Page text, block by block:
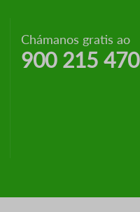
Chámanos gratis ao
900 215 470